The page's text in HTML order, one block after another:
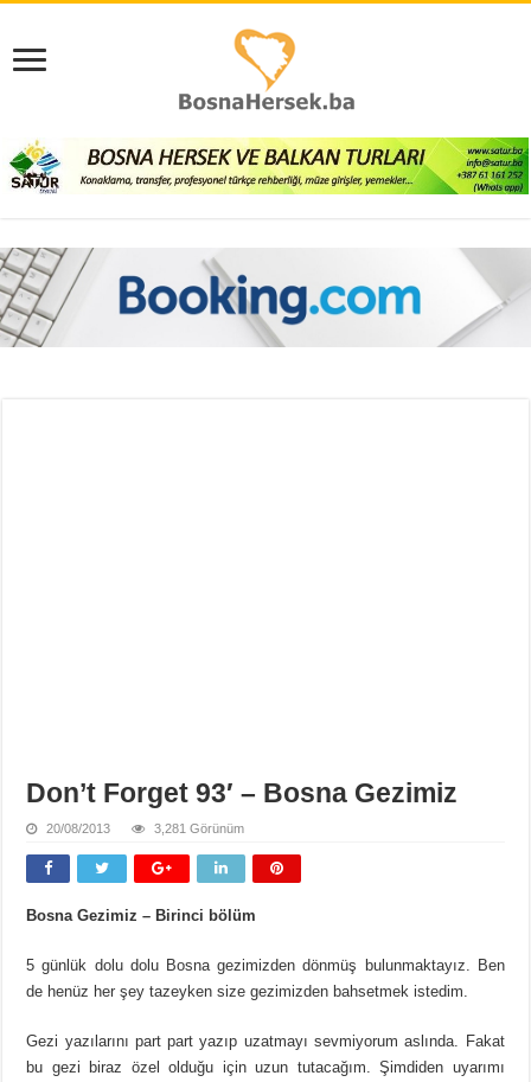
Don’t Forget 93′ – Bosna Gezimiz
20/08/2013 3,281 Görünüm
Bosna Gezimiz – Birinci bölüm
5 günlük dolu dolu Bosna gezimizden dönmüş bulunmaktayız. Ben
de henüz her şey tazeyken size gezimizden bahsetmek istedim.
Gezi yazılarını part part yazıp uzatmayı sevmiyorum aslında. Fakat
bu gezi biraz özel olduğu için uzun tutacağım. Şimdiden uyarımı